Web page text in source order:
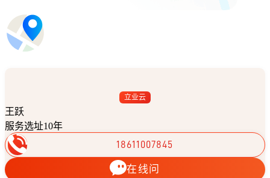
立业云
王跃
服务选址10年
18611007845
在线问